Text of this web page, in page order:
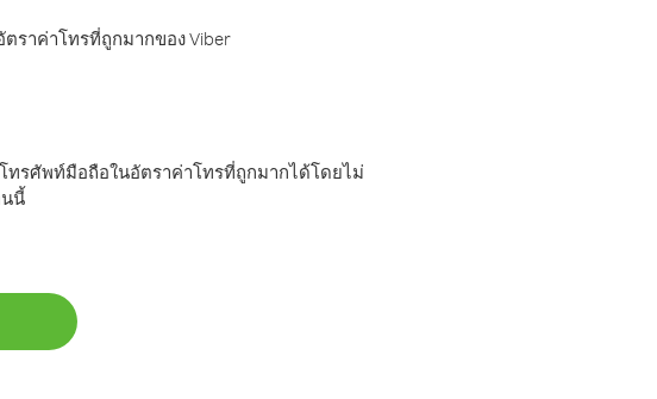
ราค่าโทรที่ถูกมากของ Viber
ทรศัพท์มือถือในอัตราค่าโทรที่ถูกมากได้โดยไม่
นี้